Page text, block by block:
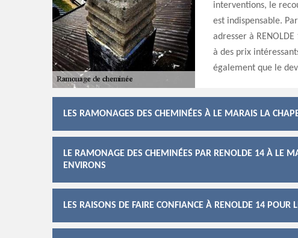
interventions, le
est indispensable.
adresser à
à des prix
également que le
LES RAMONAGES DES CHEMINÉES À LE MARAIS LA
LE RAMONAGE DES CHEMINÉES PAR RENOLDE 14 À LE
ENVIRONS
LES RAISONS DE FAIRE CONFIANCE À RENOLDE 14